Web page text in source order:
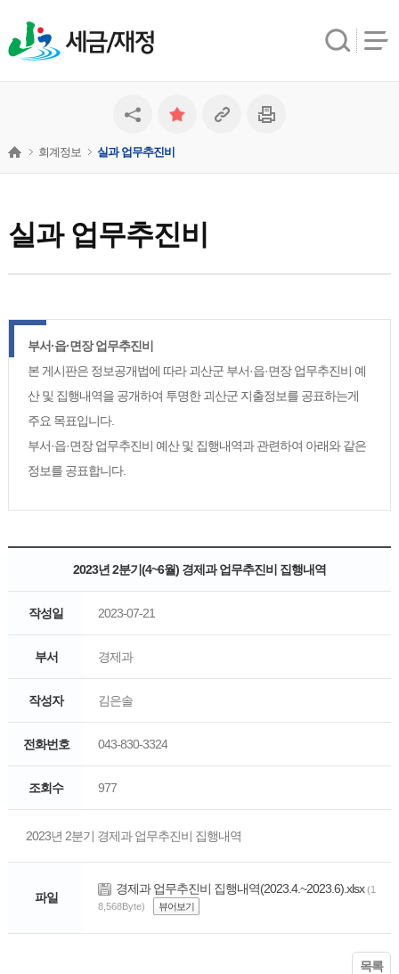
세금/재정
실과 업무추진비
회계정보 실과 업무추진비
부서·읍·면장 업무추진비
본 게시판은 정보공개법에 따라 괴산군 부서·읍·면장 업무추진비 예
산 및 집행내역을 공개하여 투명한 괴산군 지출정보를 공표하는게
주요 목표입니다.
부서·읍·면장 업무추진비 예산 및 집행내역과 관련하여 아래와 같은
정보를 공표합니다.
2023년 2분기(4~6월) 경제과 업무추진비 집행내역
작성일 2023-07-21
부서 경제과
작성자 김은솔
전화번호 043-830-3324
조회수 977
2023년 2분기 경제과 업무추진비 집행내역
파일
경제과 업무추진비 집행내역(2023.4.~2023.6).xlsx (1
8,568Byte)
뷰어보기
목록